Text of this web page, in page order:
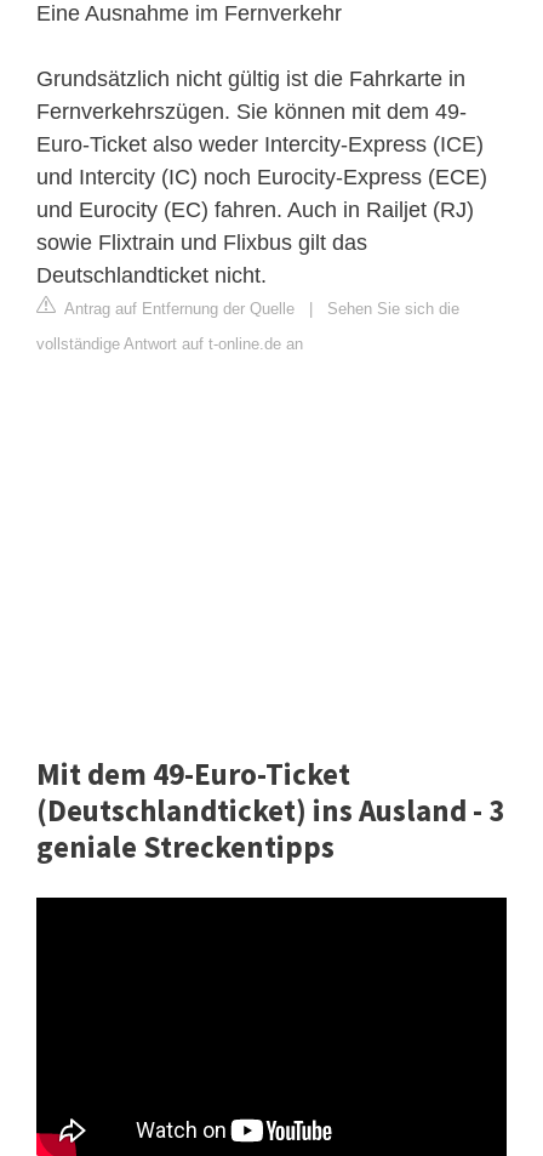
Eine Ausnahme im Fernverkehr
Grundsätzlich nicht gültig ist die Fahrkarte in
Fernverkehrszügen. Sie können mit dem 49-
Euro-Ticket also weder Intercity-Express (ICE)
und Intercity (IC) noch Eurocity-Express (ECE)
und Eurocity (EC) fahren. Auch in Railjet (RJ)
sowie Flixtrain und Flixbus gilt das
Deutschlandticket nicht.
Antrag auf Entfernung der Quelle
Sehen Sie sich die
vollständige Antwort auf t-online.de an
Mit dem 49-Euro-Ticket
(Deutschlandticket) ins Ausland - 3
geniale Streckentipps